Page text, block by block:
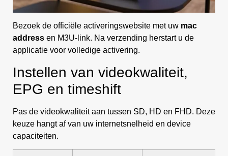
Bezoek de officiële activeringswebsite met uw mac
address en M3U-link. Na verzending herstart u de
applicatie voor volledige activering.
Instellen van videokwaliteit,
EPG en timeshift
Pas de videokwaliteit aan tussen SD, HD en FHD. Deze
keuze hangt af van uw internetsnelheid en device
capaciteiten.